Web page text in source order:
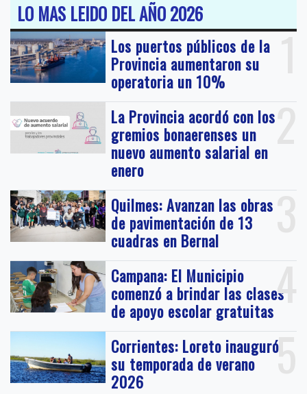
LO MAS LEIDO DEL AÑO 2026
1
Los puertos públicos de la
Provincia aumentaron su
operatoria un 10%
2
La Provincia acordó con los
gremios bonaerenses un
nuevo aumento salarial en
enero
3
Quilmes: Avanzan las obras
de pavimentación de 13
cuadras en Bernal
4
Campana: El Municipio
comenzó a brindar las clases
de apoyo escolar gratuitas
5
Corrientes: Loreto inauguró
su temporada de verano
2026